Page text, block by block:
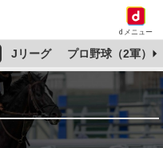
dメニュー
Jリーグ プロ野球（2軍）